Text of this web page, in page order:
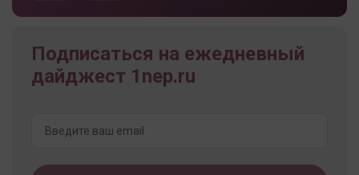
Подписаться на ежедневный
дайджест 1nep.ru